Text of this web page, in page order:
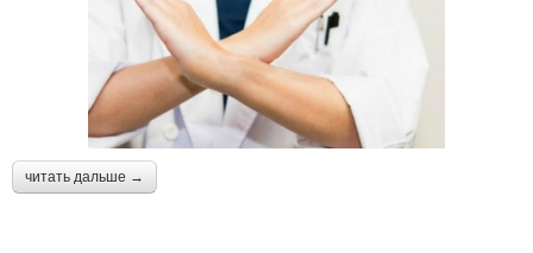
читать дальше →